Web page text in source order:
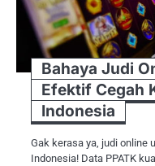
Bahaya Judi
Efektif Cegah
Indonesia
Gak kerasa ya, judi online
Indonesia! Data PPATK